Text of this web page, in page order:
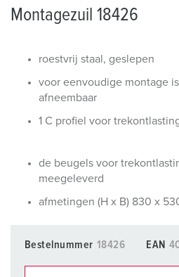
Montagezuil 18426
roestvrij staal, geslepen
voor eenvoudige montage
afneembaar
1 C profiel voor
de beugels voor
meegeleverd
afmetingen (H x B) 830 x
Bestelnummer 18426 EAN